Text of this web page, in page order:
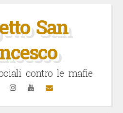
San
contro le mafie
TwitterInstagramYouTubeEmail